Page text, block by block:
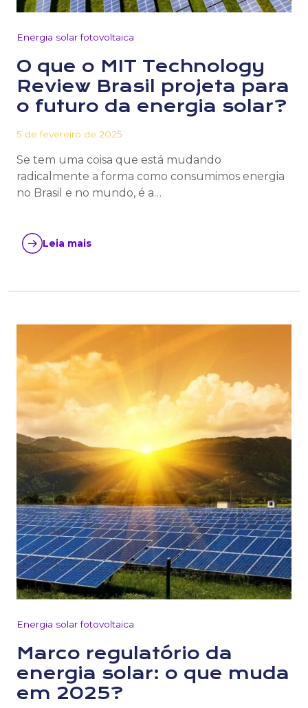
Energia solar fotovoltaica
O que o MIT Technology
Review Brasil projeta para
o futuro da energia solar?
5 de fevereiro de 2025
Se tem uma coisa que está mudando
radicalmente a forma como consumimos energia
no Brasil e no mundo, é a…
Leia mais
Energia solar fotovoltaica
Marco regulatório da
energia solar: o que muda
em 2025?